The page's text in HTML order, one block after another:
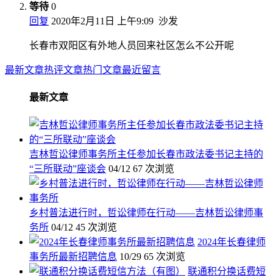
等待 0
回复 2020年2月11日 上午9:09 沙发
长春市双阳区有外地人员回来社区怎么不公开呢
最新文章热评文章热门文章最近留言
最新文章
吉林哲讼律师事务所主任参加长春市政法委书记主持的
“三所联动”座谈会 04/12 67 次浏览
乡村普法进行时，哲讼律师在行动——吉林哲讼律师事
务所 04/12 45 次浏览
2024年长春律师
事务所最新招聘信息 10/29 65 次浏览
联通积分换话费短